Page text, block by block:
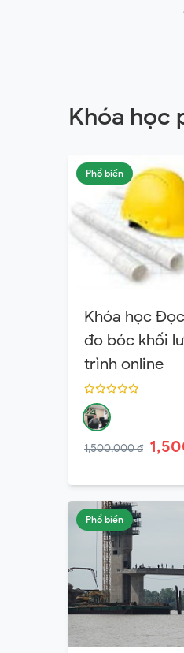
Khóa học
Phổ biến
Khóa học
đo bóc khối
trình online
1,500,000 ₫
Phổ biến